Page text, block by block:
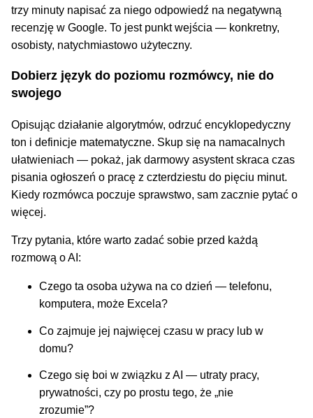
trzy minuty napisać za niego odpowiedź na negatywną
recenzję w Google. To jest punkt wejścia — konkretny,
osobisty, natychmiastowo użyteczny.
Dobierz język do poziomu rozmówcy, nie do
swojego
Opisując działanie algorytmów, odrzuć encyklopedyczny
ton i definicje matematyczne. Skup się na namacalnych
ułatwieniach — pokaż, jak darmowy asystent skraca czas
pisania ogłoszeń o pracę z czterdziestu do pięciu minut.
Kiedy rozmówca poczuje sprawstwo, sam zacznie pytać o
więcej.
Trzy pytania, które warto zadać sobie przed każdą
rozmową o AI:
Czego ta osoba używa na co dzień — telefonu,
komputera, może Excela?
Co zajmuje jej najwięcej czasu w pracy lub w
domu?
Czego się boi w związku z AI — utraty pracy,
prywatności, czy po prostu tego, że „nie
zrozumie”?